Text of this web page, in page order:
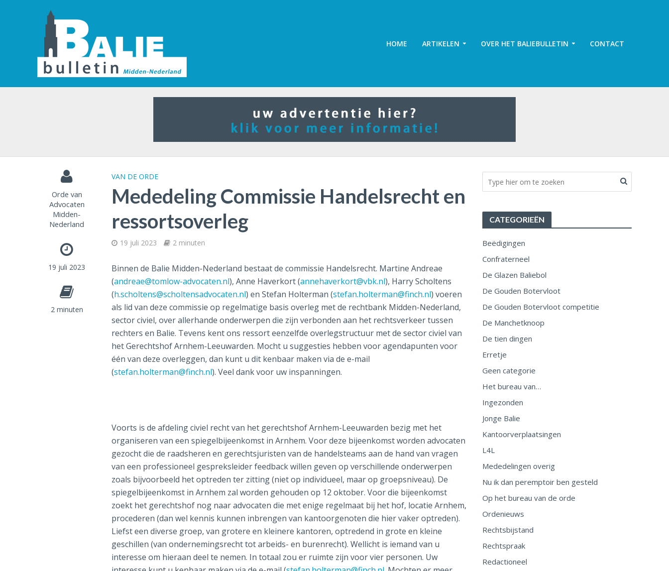
HOME ARTIKELEN OVER HET BALIEBULLETIN CONTACT
Orde van
Advocaten
Midden-
Nederland
19 juli 2023
2 minuten
VAN DE ORDE
Mededeling Commissie Handelsrecht en
ressortsoverleg
19 juli 2023 2 minuten
Binnen de Balie Midden-Nederland bestaat de commissie Handelsrecht. Martine Andreae
(andreae@tomlow-advocaten.nl), Anne Haverkort (annehaverkort@vbk.nl), Harry Scholtens
(h.scholtens@scholtensadvocaten.nl) en Stefan Holterman (stefan.holterman@finch.nl) voeren
als lid van deze commissie op regelmatige basis overleg met de rechtbank Midden-Nederland,
sector civiel, over allerhande onderwerpen die zijn verbonden aan het rechtsverkeer tussen
rechters en Balie. Tevens kent ons ressort eenzelfde overlegstructuur met de sector civiel van
het Gerechtshof Arnhem-Leeuwarden. Mocht u suggesties hebben voor agendapunten voor
één van deze overleggen, dan kunt u dit kenbaar maken via de e-mail
(stefan.holterman@finch.nl). Veel dank voor uw inspanningen.
Voorts is de afdeling civiel recht van het gerechtshof Arnhem-Leeuwarden bezig met het
organiseren van een spiegelbijeenkomst in Arnhem. Voor deze bijeenkomst worden advocaten
gezocht die de raadsheren en gerechtsjuristen van de handelsteams aan de hand van vragen
van een professioneel gespreksleider feedback willen geven op verschillende onderwerpen
zoals bijvoorbeeld het optreden ter zitting (niet op individueel, maar op groepsniveau). De
spiegelbijeenkomst in Arnhem zal worden gehouden op 12 oktober. Voor die bijeenkomst
zoekt het gerechtshof nog naar advocaten die met enige regelmaat bij het hof, locatie Arnhem,
procederen (dan wel kennis kunnen inbrengen van kantoorgenoten die hier vaker optreden).
Liefst een diverse groep, van grotere en kleinere kantoren, optredend in grote en kleine
geschillen (van ondernemingsrecht tot arbeids- en burenrecht). Wellicht is iemand van u
interesse om hieraan deel te nemen. In totaal zou er ruimte zijn voor vier personen. Uw
CATEGORIEËN
Beëdigingen
Confraterneel
De Glazen Baliebol
De Gouden Botervloot
De Gouden Botervloot competitie
De Manchetknoop
De tien dingen
Erretje
Geen categorie
Het bureau van…
Ingezonden
Jonge Balie
Kantoorverplaatsingen
L4L
Mededelingen overig
Nu ik dan peremptoir ben gesteld
Op het bureau van de orde
Ordenieuws
Rechtsbijstand
Rechtspraak
Redactioneel